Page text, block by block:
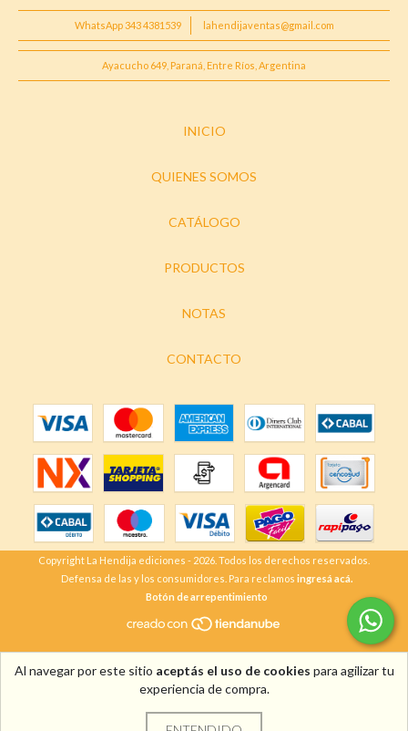
Al navegar por este sitio aceptás el uso de cookies para agilizar tu
experiencia de compra.
WhatsApp 343 4381539 lahendijaventas@gmail.com
Ayacucho 649, Paraná, Entre Ríos, Argentina
INICIO
QUIENES SOMOS
CATÁLOGO
PRODUCTOS
NOTAS
CONTACTO
Copyright La Hendija ediciones - 2026. Todos los derechos reservados.
Defensa de las y los consumidores. Para reclamos ingresá acá.
Botón de arrepentimiento